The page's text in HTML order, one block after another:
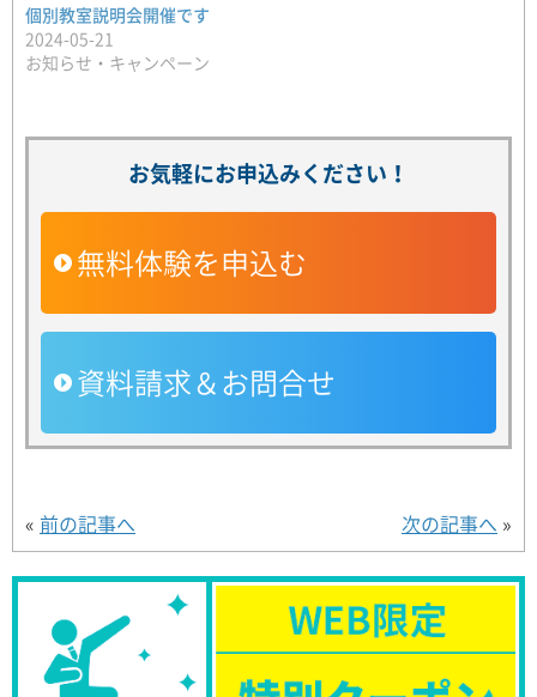
個別教室説明会開催です
2024-05-21
お知らせ・キャンペーン
お気軽にお申込みください！
無料体験を申込む
資料請求＆お問合せ
« 前の記事へ 次の記事へ »